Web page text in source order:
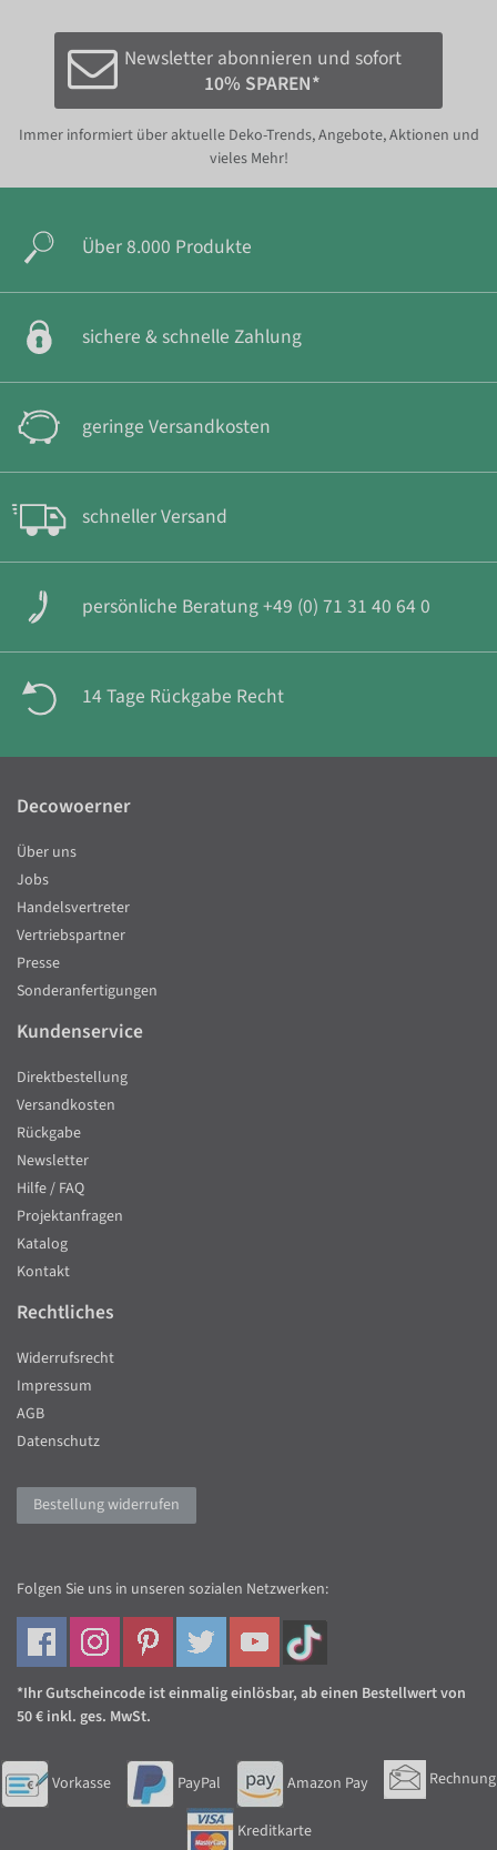
Newsletter abonnieren und sofort
10% SPAREN*
Immer informiert über aktuelle Deko-Trends, Angebote, Aktionen und
vieles Mehr!
Über 8.000 Produkte
sichere & schnelle Zahlung
geringe Versandkosten
schneller Versand
persönliche Beratung +49 (0) 71 31 40 64 0
14 Tage Rückgabe Recht
Decowoerner
Über uns
Jobs
Handelsvertreter
Vertriebspartner
Presse
Sonderanfertigungen
Kundenservice
Direktbestellung
Versandkosten
Rückgabe
Newsletter
Hilfe / FAQ
Projektanfragen
Katalog
Kontakt
Rechtliches
Widerrufsrecht
Impressum
AGB
Datenschutz
Bestellung widerrufen
Folgen Sie uns in unseren sozialen Netzwerken:
*Ihr Gutscheincode ist einmalig einlösbar, ab einen Bestellwert von
50 € inkl. ges. MwSt.
Vorkasse PayPal Amazon Pay Rechnung
Kreditkarte